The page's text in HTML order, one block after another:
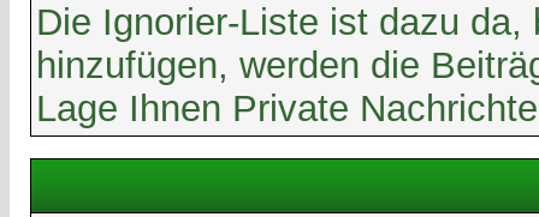
Die Ignorier-Liste ist dazu
hinzufügen, werden die
Lage Ihnen Private